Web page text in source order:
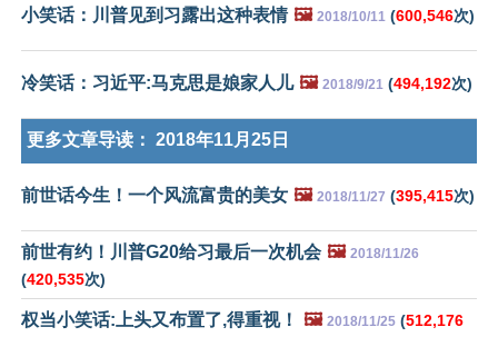
小笑话：川普见到习露出这种表情 🖼️ 2018/10/11 (600,546次)
冷笑话：习近平:马克思是娘家人儿 🖼️ 2018/9/21 (494,192次)
更多文章导读： 2018年11月25日
前世话今生！一个风流富贵的美女 🖼️ 2018/11/27 (395,415次)
前世有约！川普G20给习最后一次机会 🖼️ 2018/11/26
(420,535次)
权当小笑话:上头又布置了,得重视！ 🖼️ 2018/11/25 (512,176